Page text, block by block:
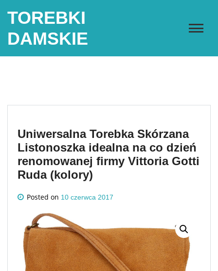
TOREBKI
DAMSKIE
Uniwersalna Torebka Skórzana
Listonoszka idealna na co dzień
renomowanej firmy Vittoria Gotti
Ruda (kolory)
Posted on 10 czerwca 2017